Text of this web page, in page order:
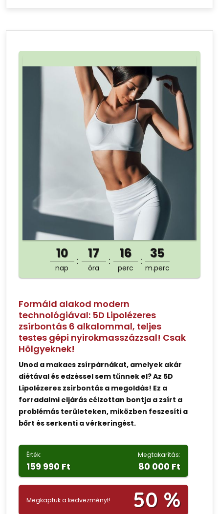
10
nap
17
óra
16
perc
35
m.perc
Formáld alakod modern
technológiával: 5D Lipolézeres
zsírbontás 6 alkalommal, teljes
testes gépi nyirokmasszázzsal! Csak
Hölgyeknek!
Unod a makacs zsírpárnákat, amelyek akár
diétával és edzéssel sem tűnnek el? Az 5D
Lipolézeres zsírbontás a megoldás! Ez a
forradalmi eljárás célzottan bontja a zsírt a
problémás területeken, miközben feszesíti a
bőrt és serkenti a vérkeringést.
Érték:
159 990 Ft
Megtakarítás:
80 000 Ft
Megkaptuk a kedvezményt! 50 %